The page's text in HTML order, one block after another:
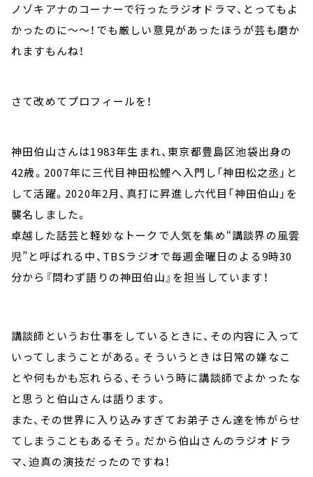
ノゾキアナのコーナーで行ったラジオドラマ、とってもよ
かったのに～～！でも厳しい意見があったほうが芸も磨か
れますもんね！
さて改めてプロフィールを！
神田伯山さんは1983年生まれ、東京都豊島区池袋出身の
42歳。2007年に三代目神田松鯉へ入門し「神田松之丞」と
して活躍。2020年2月、真打に昇進し六代目「神田伯山」を
襲名しました。
卓越した話芸と軽妙なトークで人気を集め“講談界の風雲
児”と呼ばれる中、TBSラジオで毎週金曜日のよる9時30
分から『問わず語りの神田伯山』を担当しています！
講談師というお仕事をしているときに、その内容に入って
いってしまうことがある。そういうときは日常の嫌なこ
とや何もかも忘れらる、そういう時に講談師でよかったな
と思うと伯山さんは語ります。
また、その世界に入り込みすぎてお弟子さん達を怖がらせ
てしまうこともあるそう。だから伯山さんのラジオドラ
マ、迫真の演技だったのですね！